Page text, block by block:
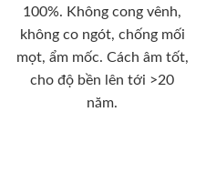
100%. Không cong vênh,
không co ngót, chống mối
mọt, ẩm mốc. Cách âm tốt,
cho độ bền lên tới >20
năm.